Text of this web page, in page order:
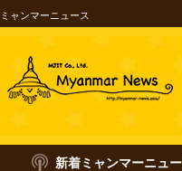
ミャンマーニュース
新着ミャンマーニュ